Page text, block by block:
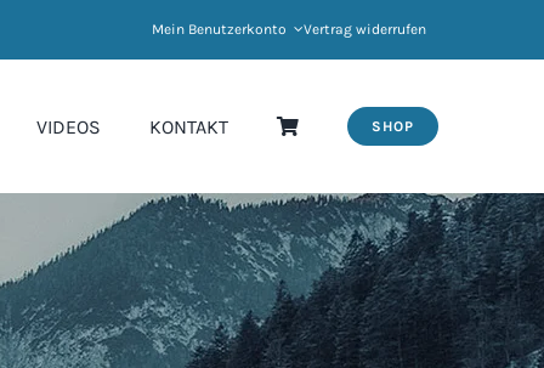
Mein Benutzerkonto Vertrag widerrufen
VIDEOS KONTAKT SHOP